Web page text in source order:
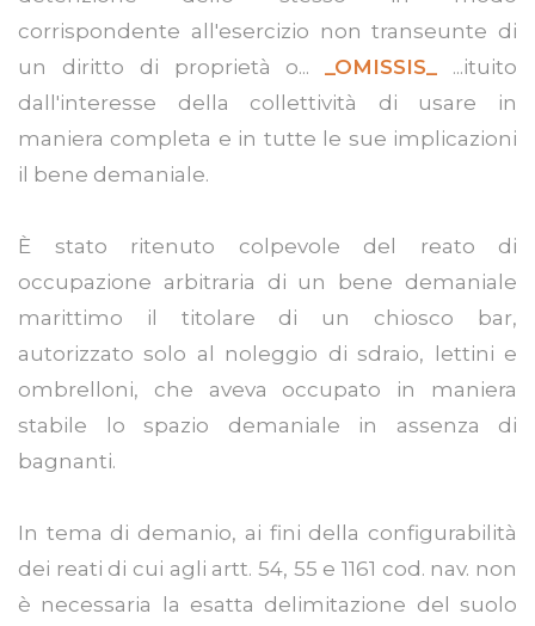
corrispondente all'esercizio non transeunte di
un diritto di proprietà o...
_OMISSIS_
...ituito
dall'interesse della collettività di usare in
maniera completa e in tutte le sue implicazioni
il bene demaniale.
È stato ritenuto colpevole del reato di
occupazione arbitraria di un bene demaniale
marittimo il titolare di un chiosco bar,
autorizzato solo al noleggio di sdraio, lettini e
ombrelloni, che aveva occupato in maniera
stabile lo spazio demaniale in assenza di
bagnanti.
In tema di demanio, ai fini della configurabilità
dei reati di cui agli artt. 54, 55 e 1161 cod. nav. non
è necessaria la esatta delimitazione del suolo